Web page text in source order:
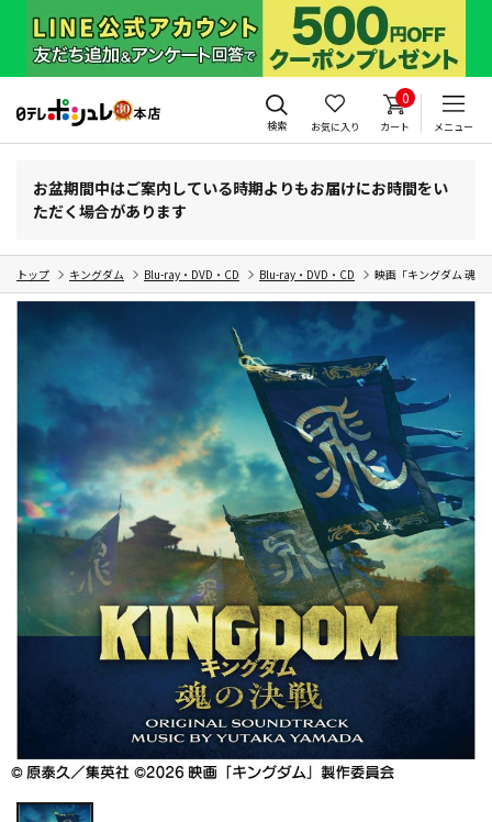
検索 お気に入り
0
カート メニュー
お盆期間中はご案内している時期よりもお届けにお時間をい
ただく場合があります
トップ キングダム Blu-ray・DVD・CD Blu-ray・DVD・CD 映画「キングダム 魂